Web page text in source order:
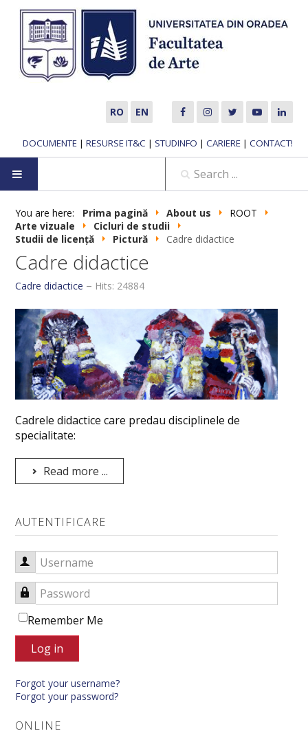
RO EN
DOCUMENTE | RESURSE IT&C | STUDINFO | CARIERE | CONTACT!
HOME
ABOUT US
VISUAL ARTS DEPARTMENT
ERASMUS
You are here: Prima pagină About us
ROOT
Arte vizuale
Cicluri de studii
Studii de licență
Pictură Cadre didactice
Cadre didactice
Cadre didactice Hits: 24884
Cadrele didactice care predau disciplinele de
specialitate:
Read more ...
AUTENTIFICARE
Username
Password
Remember Me
Log in
Forgot your username?
Forgot your password?
ONLINE